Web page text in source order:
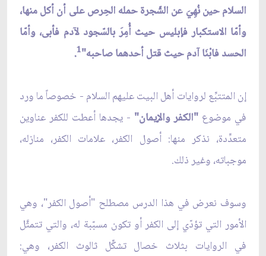
السلام حين نُهِيَ عن الشّجرة حمله الحِرص على أن أكل منها،
وأمّا الاستكبار فإبليس حيث أُمِرَ بالسّجود لآدم فأبى، وأمّا
الحسد فابْنَا آدم حيث قتل أحدهما صاحبه"1
.
إن المتتبِّع لروايات أهل البيت عليهم السلام - خصوصاً ما ورد
في موضوع "الكفر والإيمان" - يجدها أعطت للكفر عناوين
متعدِّدة، نذكر منها: أصول الكفر، علامات الكفر، منازله،
موجباته، وغير ذلك.
وسوف نعرض في هذا الدرس مصطلح "أصول الكفر"، وهي
الأمور التي تؤدّي إلى الكفر أو تكون مسبّبة له، والتي تتمثَّل
في الروايات بثلاث خصال تشكِّل ثالوث الكفر، وهي: